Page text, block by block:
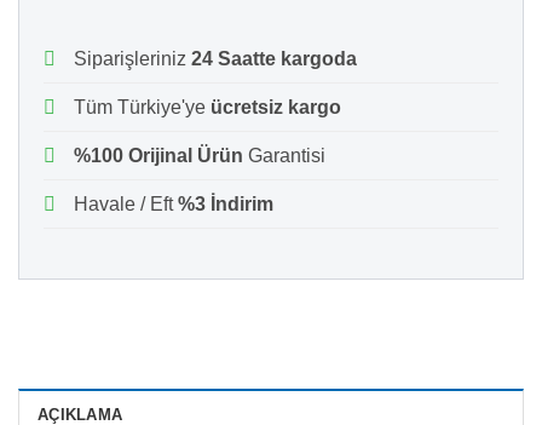
Siparişleriniz 24 Saatte kargoda
Tüm Türkiye'ye ücretsiz kargo
%100 Orijinal Ürün Garantisi
Havale / Eft%3 İndirim
AÇIKLAMA